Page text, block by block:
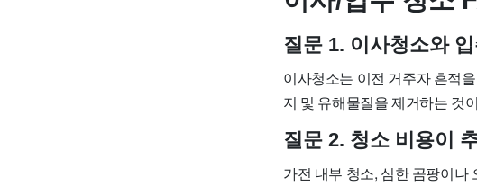
질문 1. 이사청소와
이사청소는 이전 거주자 흔적
지 및 유해물질을 제거하는 것
질문 2. 청소 비용이
가전 내부 청소, 심한 곰팡이나